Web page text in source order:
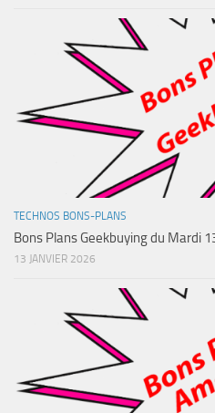
TECHNOS BONS-PLANS
Bons Plans Geekbuying du Mardi
13 JANVIER 2026